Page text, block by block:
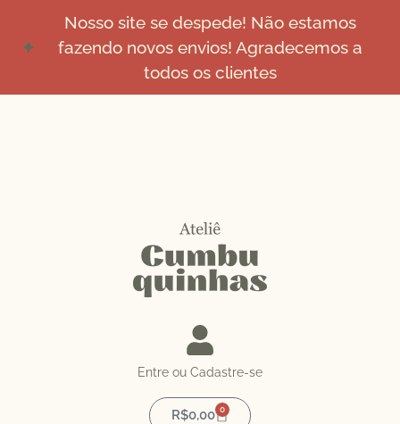
Nosso site se despede! Não estamos
fazendo novos envios! Agradecemos a
todos os clientes
Entre ou Cadastre-se
R$0,00 0